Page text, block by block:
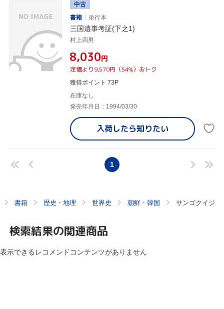
中古
書籍
単行本
三国遺事考証(下之1)
村上四男
¥8,030円
定価より9,570円（54%）おトク
獲得ポイント 73P
在庫なし
発売年月日：1994/03/30
入荷したら知りたい
1
書籍 歴史・地理 世界史 朝鮮・韓国 サンゴクイジ
検索結果の関連商品
表示できるレコメンドコンテンツがありません